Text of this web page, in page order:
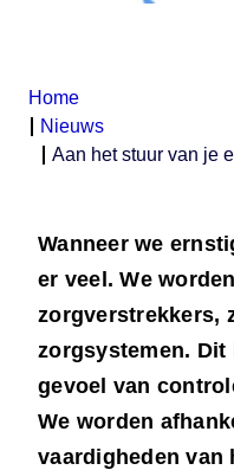
Home
Nieuws
Aan het stuur van je
Wanneer we
er veel. We
zorgverstrekkers,
zorgsystemen. Dit
gevoel van
We worden
vaardigheden van